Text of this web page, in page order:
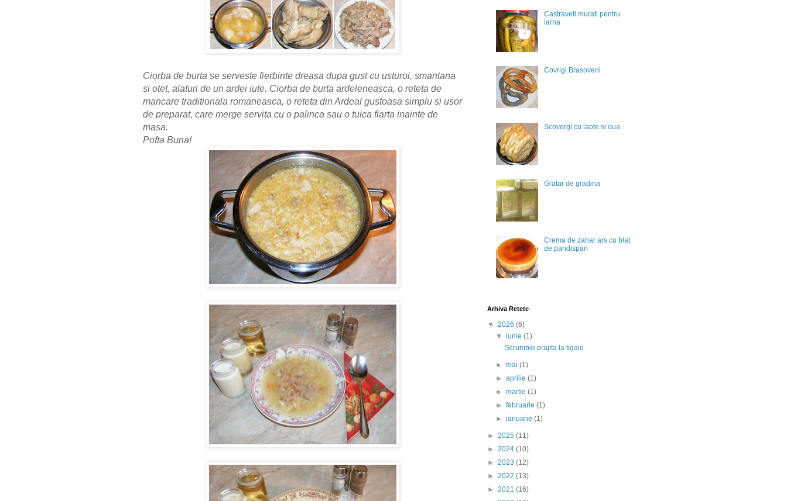
Ciorba de burta se serveste fierbinte dreasa dupa gust cu usturoi, smantana
si otet, alaturi de un ardei iute. Ciorba de burta ardeleneasca, o reteta de
mancare traditionala romaneasca, o reteta din Ardeal gustoasa simplu si usor
de preparat, care merge servita cu o palinca sau o tuica fiarta inainte de
masa.
Pofta Buna!
Castraveti murati pentru
iarna
Covrigi Brasoveni
Scovergi cu lapte si oua
Gratar de gradina
Crema de zahar ars cu blat
de pandispan
Arhiva Retete
▼ 2026 (6)
▼iunie(1)
Scrumbie prajita la tigaie
►mai(1)
►aprilie(1)
►martie(1)
►februarie(1)
►ianuarie(1)
► 2025 (11)
► 2024 (10)
► 2023 (12)
► 2022 (13)
► 2021 (16)